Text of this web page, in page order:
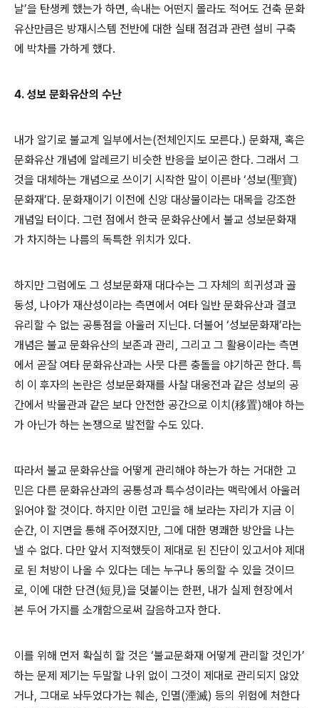
날’을 탄생케 했는가 하면, 속내는 어떤지 몰라도 적어도 건축 문화
유산만큼은 방재시스템 전반에 대한 실태 점검과 관련 설비 구축
에 박차를 가하게 했다.
4. 성보 문화유산의 수난
내가 알기로 불교계 일부에서는(전체인지도 모른다.) 문화재, 혹은
문화유산 개념에 알레르기 비슷한 반응을 보이곤 한다. 그래서 그
것을 대체하는 개념으로 쓰이기 시작한 말이 이른바 ‘성보(聖寶)
문화재’다. 문화재이기 이전에 신앙 대상물이라는 대목을 강조한
개념일 터이다. 그런 점에서 한국 문화유산에서 불교 성보문화재
가 차지하는 나름의 독특한 위치가 있다.
하지만 그럼에도 그 성보문화재 대다수는 그 자체의 희귀성과 골
동성, 나아가 재산성이라는 측면에서 여타 일반 문화유산과 결코
유리할 수 없는 공통점을 아울러 지닌다. 더불어 ‘성보문화재’라는
개념은 불교 문화유산의 보존과 관리, 그리고 그 활용이라는 측면
에서 곧잘 여타 문화유산과는 사뭇 다른 충돌을 야기하곤 한다. 특
히 이 후자의 논란은 성보문화재를 사찰 대웅전과 같은 성보의 공
간에서 박물관과 같은 보다 안전한 공간으로 이치(移置)해야 하는
가 아닌가 하는 논쟁으로 발전할 수도 있다.
따라서 불교 문화유산을 어떻게 관리해야 하는가 하는 거대한 고
민은 다른 문화유산과의 공통성과 특수성이라는 맥락에서 아울러
읽어야 할 것이다. 하지만 이런 고민을 해 보라는 자리가 지금 이
순간, 이 지면을 통해 주어졌지만, 그에 대한 명쾌한 방안을 나는
낼 수 없다. 다만 앞서 지적했듯이 제대로 된 진단이 있고서야 제대
로 된 처방이 나올 수 있다는 데는 누구나 동의할 수 있을 것이므
로, 이에 대한 단견(短見)을 덧붙이는 한편, 내가 실제 현장에서
본 두어 가지를 소개함으로써 갈음하고자 한다.
이를 위해 먼저 확실히 할 것은 ‘불교문화재 어떻게 관리할 것인가’
하는 문제 제기는 두말할 나위 없이 그것이 제대로 관리되지 않았
거나, 그대로 놔두었다가는 훼손, 인멸(湮滅) 등의 위험에 처한다